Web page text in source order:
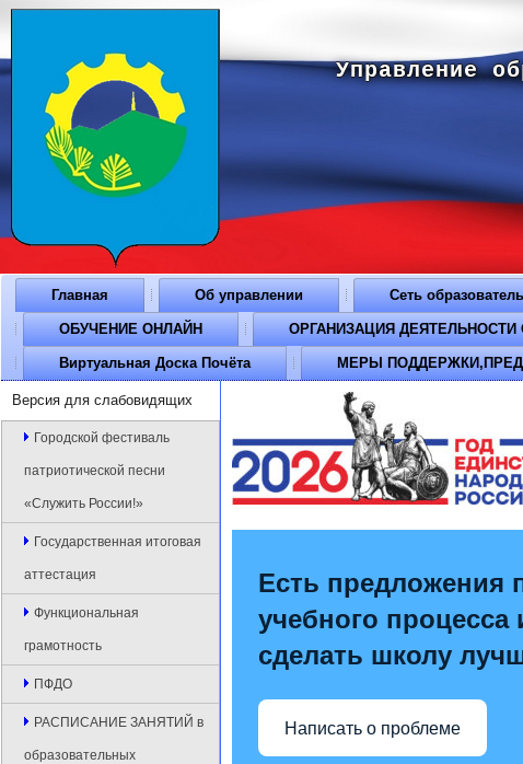
Управление
Главная Об управлении Сеть
ОБУЧЕНИЕ ОНЛАЙН ОРГАНИЗАЦИЯ ДЕЯТЕЛЬНОСТИ
Виртуальная Доска Почёта МЕРЫ
Версия для слабовидящих
Городской фестиваль
патриотической песни
«Служить России!»
Государственная итоговая
аттестация
Функциональная
грамотность
ПФДО
РАСПИСАНИЕ ЗАНЯТИЙ в
образовательных
Есть предложения
учебного процесса
сделать школу
Написать о проблеме